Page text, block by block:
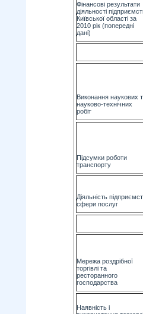
Фінансові результати
діяльності
Київської області за
2010 рік (попередні
дані)
Виконання наукових
науково-технічних
робіт
Підсумки роботи
транспорту
Діяльність
сфери послуг
Мережа роздрібної
торгівлі та
ресторанного
господарства
Наявність і